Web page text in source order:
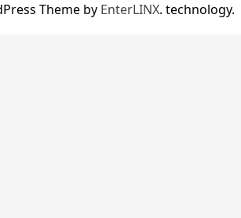
Theme by EnterLINX. technology.